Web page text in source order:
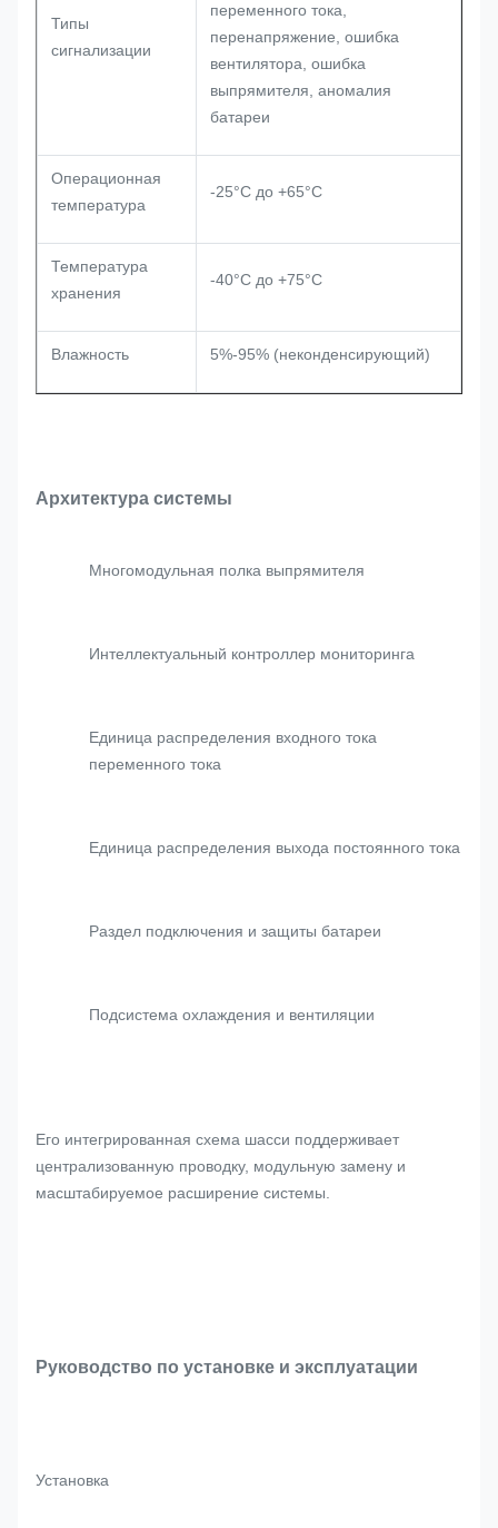
Типы
сигнализации
переменного тока,
перенапряжение, ошибка
вентилятора, ошибка
выпрямителя, аномалия
батареи
Операционная
температура
-25°C до +65°C
Температура
хранения
-40°C до +75°C
Влажность 5%-95% (неконденсирующий)
Архитектура системы
Многомодульная полка выпрямителя
Интеллектуальный контроллер мониторинга
Единица распределения входного тока
переменного тока
Единица распределения выхода постоянного тока
Раздел подключения и защиты батареи
Подсистема охлаждения и вентиляции
Его интегрированная схема шасси поддерживает
централизованную проводку, модульную замену и
масштабируемое расширение системы.
Руководство по установке и эксплуатации
Установка